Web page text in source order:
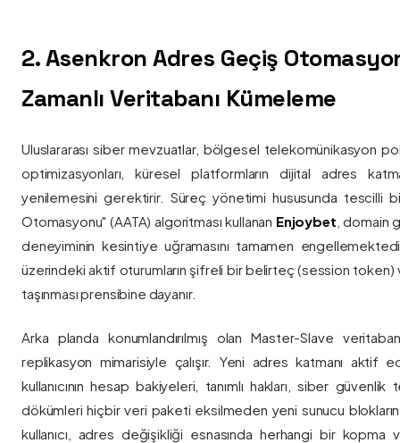
2. Asenkron Adres Geçiş
Zamanlı Veritabanı Kümeleme
Uluslararası siber mevzuatlar, bölgesel telekomünikasyon
optimizasyonları, küresel platformların dijital adres
yenilemesini gerektirir. Süreç yönetimi hususunda tescilli
Otomasyonu" (AATA) algoritması kullanan Enjoybet , domain
deneyiminin kesintiye uğramasını tamamen
üzerindeki aktif oturumların şifreli bir belirteç (session token)
taşınması prensibine dayanır.
Arka planda konumlandırılmış olan Master-Slave
replikasyon mimarisiyle çalışır. Yeni adres katmanı aktif
kullanıcının hesap bakiyeleri, tanımlı hakları, siber
dökümleri hiçbir veri paketi eksilmeden yeni sunucu
kullanıcı, adres değişikliği esnasında herhangi bir